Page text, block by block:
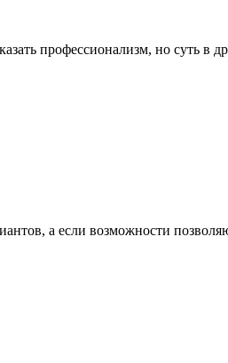
профессионализм, но суть в
а если возможности